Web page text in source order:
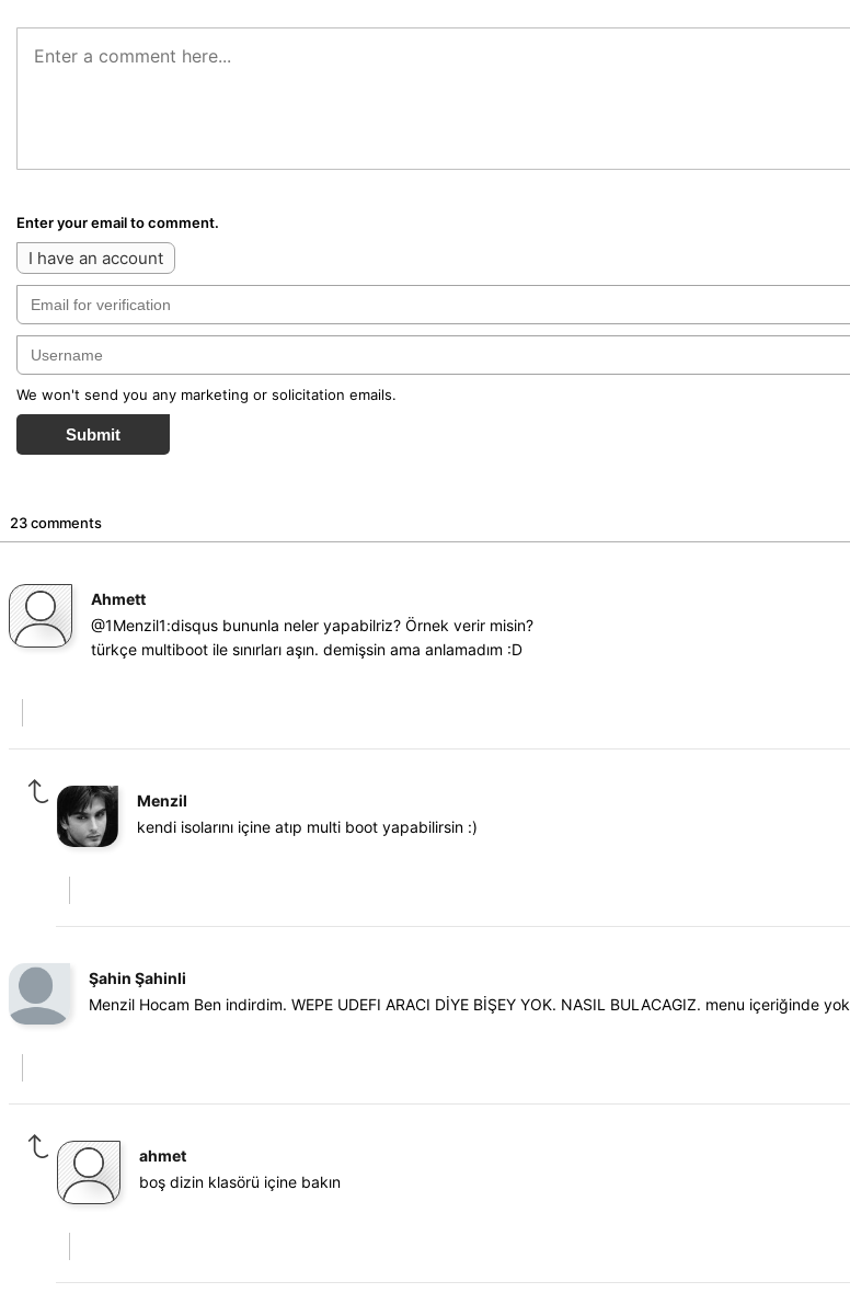
Enter your email to comment.
I have an account
We won't send you any marketing or solicitation emails.
Submit
23 comments
Ahmett
@1Menzil1:disqus bununla neler yapabilriz? Örnek verir misin?
türkçe multiboot ile sınırları aşın. demişsin ama anlamadım :D
Menzil
kendi isolarını içine atıp multi boot yapabilirsin :)
Şahin Şahinli
Menzil Hocam Ben indirdim. WEPE UDEFI ARACI DİYE BİŞEY YOK. NASIL BULACAGIZ. menu içeriğinde yok
ahmet
boş dizin klasörü içine bakın